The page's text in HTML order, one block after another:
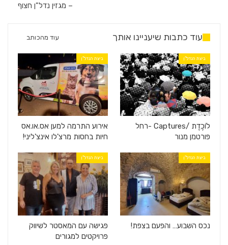
– מגזין נדל"ן חצוף
עוד כתבות שיעניינו אותך עוד מהכותב
ביצת הנדל"ן
לוֹכֶדֶת /Captures -רחל
פורטמן מנור
ביצת הנדל"ן
אירוע התרמה למען אס.או.אס
חיות בחסות מרצ'לו אינצ'ליני!
ביצת הנדל"ן
נכס השבוע… והפעם בצפת!
ביצת הנדל"ן
פגישה עם המאסטר לשיווק
פרויקטים למגורים